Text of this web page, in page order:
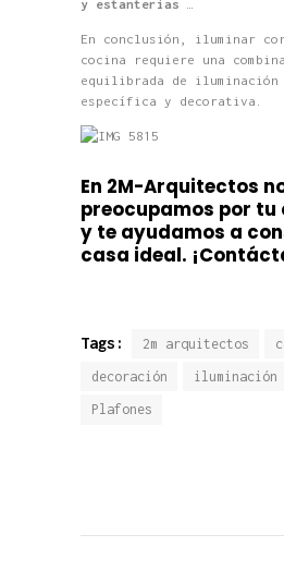
y estanterías
En conclusión, iluminar
cocina requiere una
equilibrada de iluminación
específica y decorativa.
En 2M-Arquitectos
preocupamos por
y te ayudamos a
casa ideal.
Tags: 2m arquitectos
decoración iluminación
Plafones